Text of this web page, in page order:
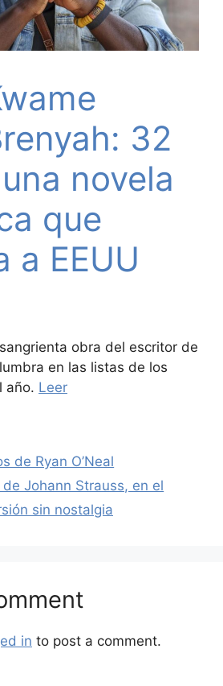
32
novela
que
a EEUU
obra del escritor de
en las listas de los
año. Leer
de Ryan O’Neal
Johann Strauss, en el
sin nostalgia
in to post a comment.